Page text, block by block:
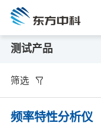
测试产品
筛选
频率特性分析仪